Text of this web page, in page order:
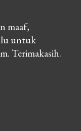
maaf,
untuk
Terimakasih.